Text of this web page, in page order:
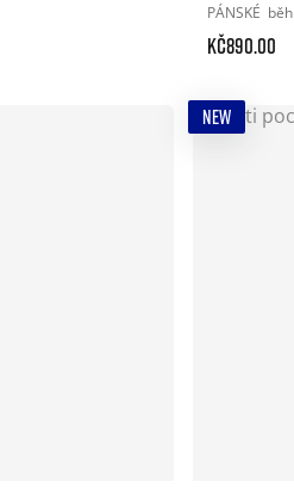
PÁNSKÉ běh
Kč890.00
NEW